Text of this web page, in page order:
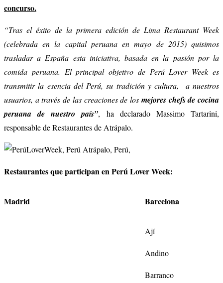
concurso.
“Tras el éxito de la primera edición de Lima Restaurant Week
(celebrada en la capital peruana en mayo de 2015) quisimos
trasladar a España esta iniciativa, basada en la pasión por la
comida peruana. El principal objetivo de Perú Lover Week es
transmitir la esencia del Perú, su tradición y cultura,
a nuestros
usuarios, a través de las creaciones de los mejores chefs de cocina
peruana de nuestro país”, ha declarado Massimo Tartarini,
responsable de Restaurantes de Atrápalo.
Restaurantes que participan en Perú Lover Week:
Madrid Barcelona
Ají
Andino
Barranco